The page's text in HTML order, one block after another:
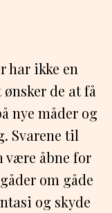
har ikke en
de at få
nye måder og
Svarene til
være åbne for
om gåde
og skyde